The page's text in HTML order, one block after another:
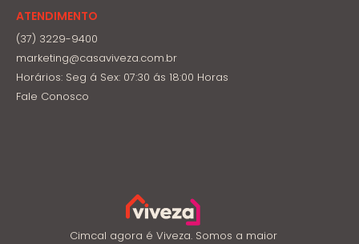
ATENDIMENTO
(37) 3229-9400
marketing@casaviveza.com.br
Horários: Seg á Sex: 07:30 ás 18:00 Horas
Fale Conosco
Cimcal agora é Viveza. Somos a maior